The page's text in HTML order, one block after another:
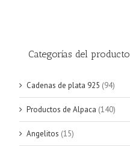
Categorías del producto
Cadenas de plata 925 (94)
Productos de Alpaca (140)
Angelitos (15)